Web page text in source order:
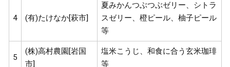
4 (有)たけなか[萩市]
夏みかんつぶつぶゼリー、シトラ
スゼリー、橙ピール、柚子ピール
等
5
(株)高村農園[岩国
市]
塩米こうじ、和食に合う玄米珈琲
等